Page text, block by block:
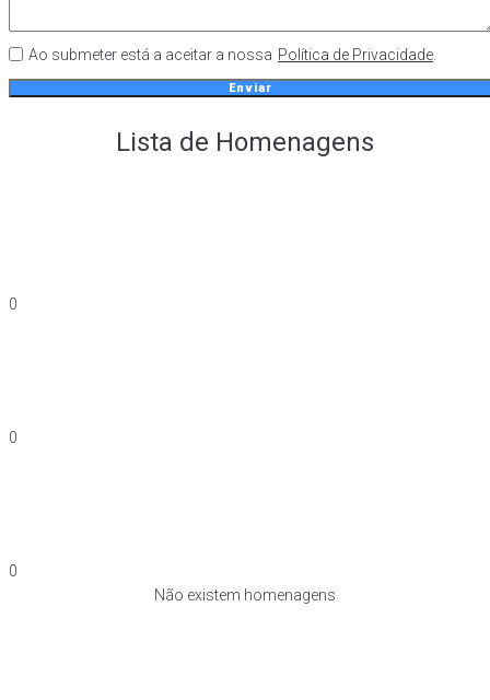
Ao submeter está a aceitar a nossa Política de Privacidade
Enviar
Lista de Homenagens
0
0
0
Não existem homenagens